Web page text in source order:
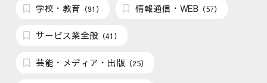
学校・教育 （91） 情報通信・WEB （57）
サービス業全般 （41）
芸能・メディア・出版 （25）